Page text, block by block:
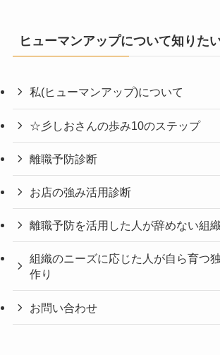
ヒューマンアップについて知りた
私(ヒューマンアップ)について
☆彡しおさんの歩み10のステップ
離職予防診断
お店の強み活用診断
離職予防を活用した人が辞めない組
組織のニーズに応じた人が自ら育つ
作り
お問い合わせ